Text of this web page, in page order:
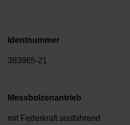
Identnummer
383965-21
Messbolzenantrieb
mit Federkraft ausfahrend